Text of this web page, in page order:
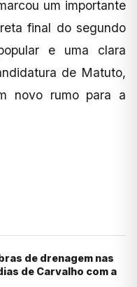
um importante
final do segundo
e uma clara
de Matuto,
novo rumo para a
de drenagem nas
de Carvalho com a